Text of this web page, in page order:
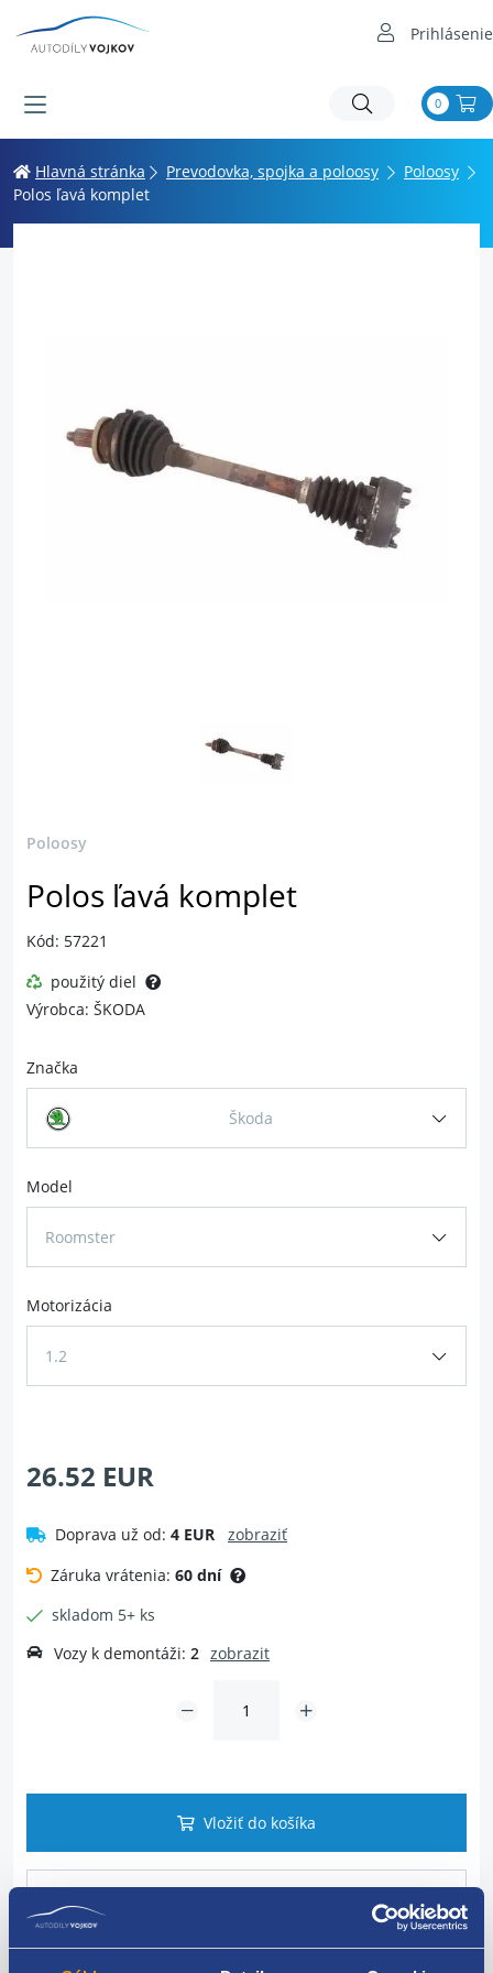
Prihlásenie
0
Hlavná stránka Prevodovka, spojka a poloosy
Poloosy
Polos ľavá komplet
Poloosy
Polos ľavá komplet
Kód: 57221
použitý diel
Výrobca: ŠKODA
Značka
Škoda
Model
Roomster
Motorizácia
1.2
26.52 EUR
Doprava už od: 4 EUR
zobraziť
Záruka vrátenia: 60 dní
skladom 5+ ks
Vozy k demontáži: 2 zobrazit
Vložiť do košíka